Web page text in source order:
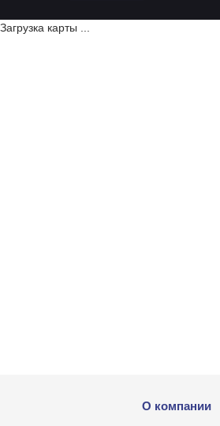
Загрузка карты ...
О компании